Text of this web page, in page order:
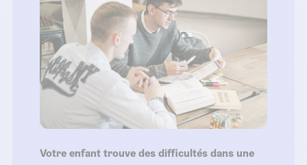
Votre enfant trouve des difficultés dans une